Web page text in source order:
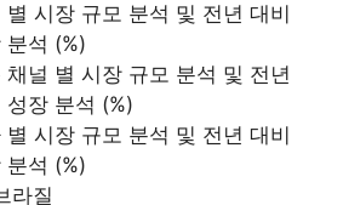
별 시장 규모 분석 및 전년 대비
분석 (%)
채널 별 시장 규모 분석 및 전년
성장 분석 (%)
별 시장 규모 분석 및 전년 대비
분석 (%)
라질